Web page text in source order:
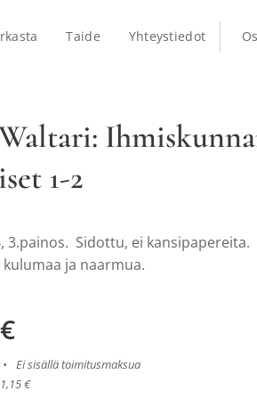
Taide Yhteystiedot
1-2
3.painos. Sidottu, ei
kulumaa ja naarmua.
€
Ei sisällä toimitusmaksua
€